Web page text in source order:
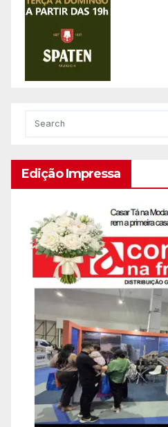
Edição Impressa